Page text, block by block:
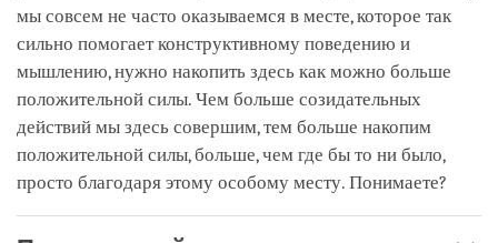
мы совсем не часто оказываемся в месте, которое так
сильно помогает конструктивному поведению и
мышлению, нужно накопить здесь как можно больше
положительной силы. Чем больше созидательных
действий мы здесь совершим, тем больше накопим
положительной силы, больше, чем где бы то ни было,
просто благодаря этому особому месту. Понимаете?